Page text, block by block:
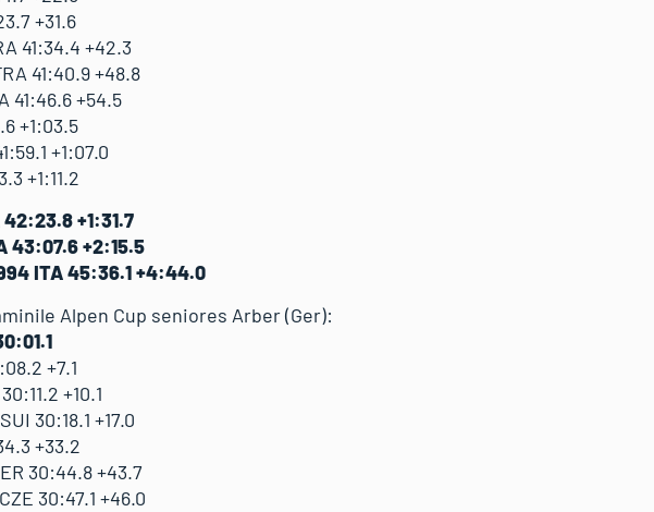
+31.6
41:34.4 +42.3
41:40.9 +48.8
41:46.6 +54.5
+1:03.5
+1:07.0
+1:11.2
42:23.8 +1:31.7
43:07.6 +2:15.5
ITA 45:36.1 +4:44.0
Alpen Cup seniores Arber (Ger):
+7.1
+10.1
30:18.1 +17.0
+33.2
30:44.8 +43.7
30:47.1 +46.0